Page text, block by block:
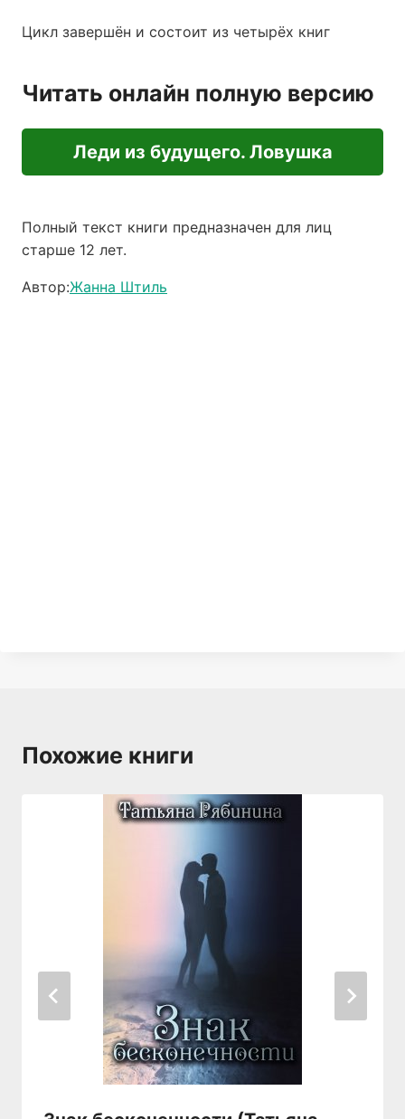
Цикл завершён и состоит из четырёх книг
Читать онлайн полную версию
Леди из будущего. Ловушка
Полный текст книги предназначен для лиц
старше 12 лет.
Автор:Жанна Штиль
Похожие книги